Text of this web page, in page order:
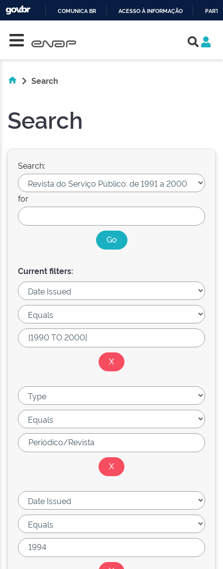
COMUNICA BR ACESSO À INFORMAÇÃO
Search
Search
Search:
for
Current filters: